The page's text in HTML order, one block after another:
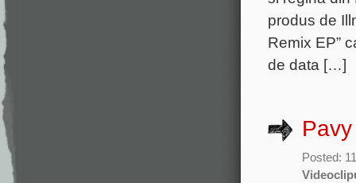
produs de
Remix EP”
de data […]
Posted: